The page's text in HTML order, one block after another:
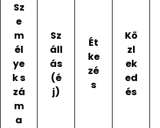
Sz
e
m
él
ye
k s
zá
m
a
Sz
áll
ás
(é
j)
Ét
ke
zé
s
Kö
zl
ek
ed
és